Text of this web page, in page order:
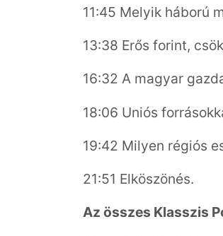
11:45 Melyik háború
13:38 Erős forint,
16:32 A magyar
18:06 Uniós
19:42 Milyen régiós
21:51 Elköszönés.
Az összes Klasszis